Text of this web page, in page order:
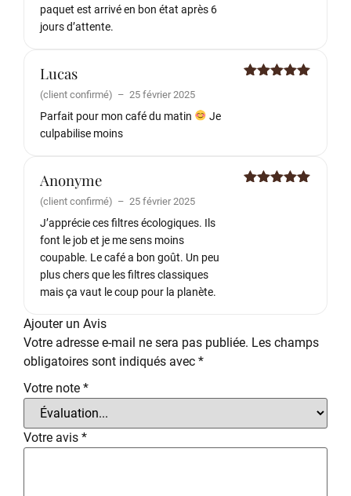
paquet est arrivé en bon état après 6
jours d’attente.
Lucas
(client confirmé) – 25 février 2025
Parfait pour mon café du matin
Je
culpabilise moins
Anonyme
(client confirmé) – 25 février 2025
J’apprécie ces filtres écologiques. Ils
font le job et je me sens moins
coupable. Le café a bon goût. Un peu
plus chers que les filtres classiques
mais ça vaut le coup pour la planète.
Ajouter un Avis
Votre adresse e-mail ne sera pas publiée. Les champs
obligatoires sont indiqués avec *
Votre note *
Votre avis *